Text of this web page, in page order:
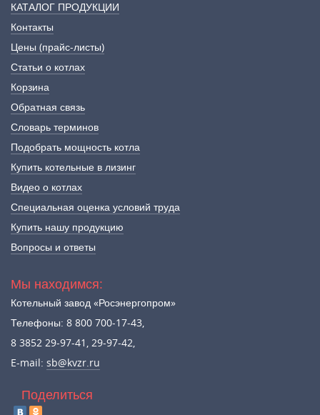
КАТАЛОГ ПРОДУКЦИИ
Контакты
Цены (прайс-листы)
Статьи о котлах
Корзина
Обратная связь
Словарь терминов
Подобрать мощность котла
Купить котельные в лизинг
Видео о котлах
Специальная оценка условий труда
Купить нашу продукцию
Вопросы и ответы
Мы находимся:
Котельный завод «Росэнергопром»
Телефоны: 8 800 700-17-43,
8 3852 29-97-41, 29-97-42,
E-mail: sb@kvzr.ru
Поделиться